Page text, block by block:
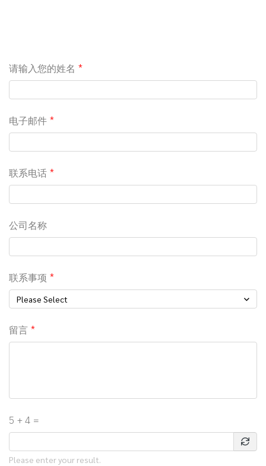
请输入您的姓名
电子邮件
联系电话
公司名称
联系事项
Please Select
留言
5 + 4 =
Please enter your result.